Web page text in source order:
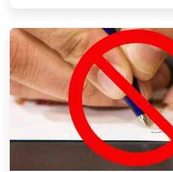
ArticleTile
de
3